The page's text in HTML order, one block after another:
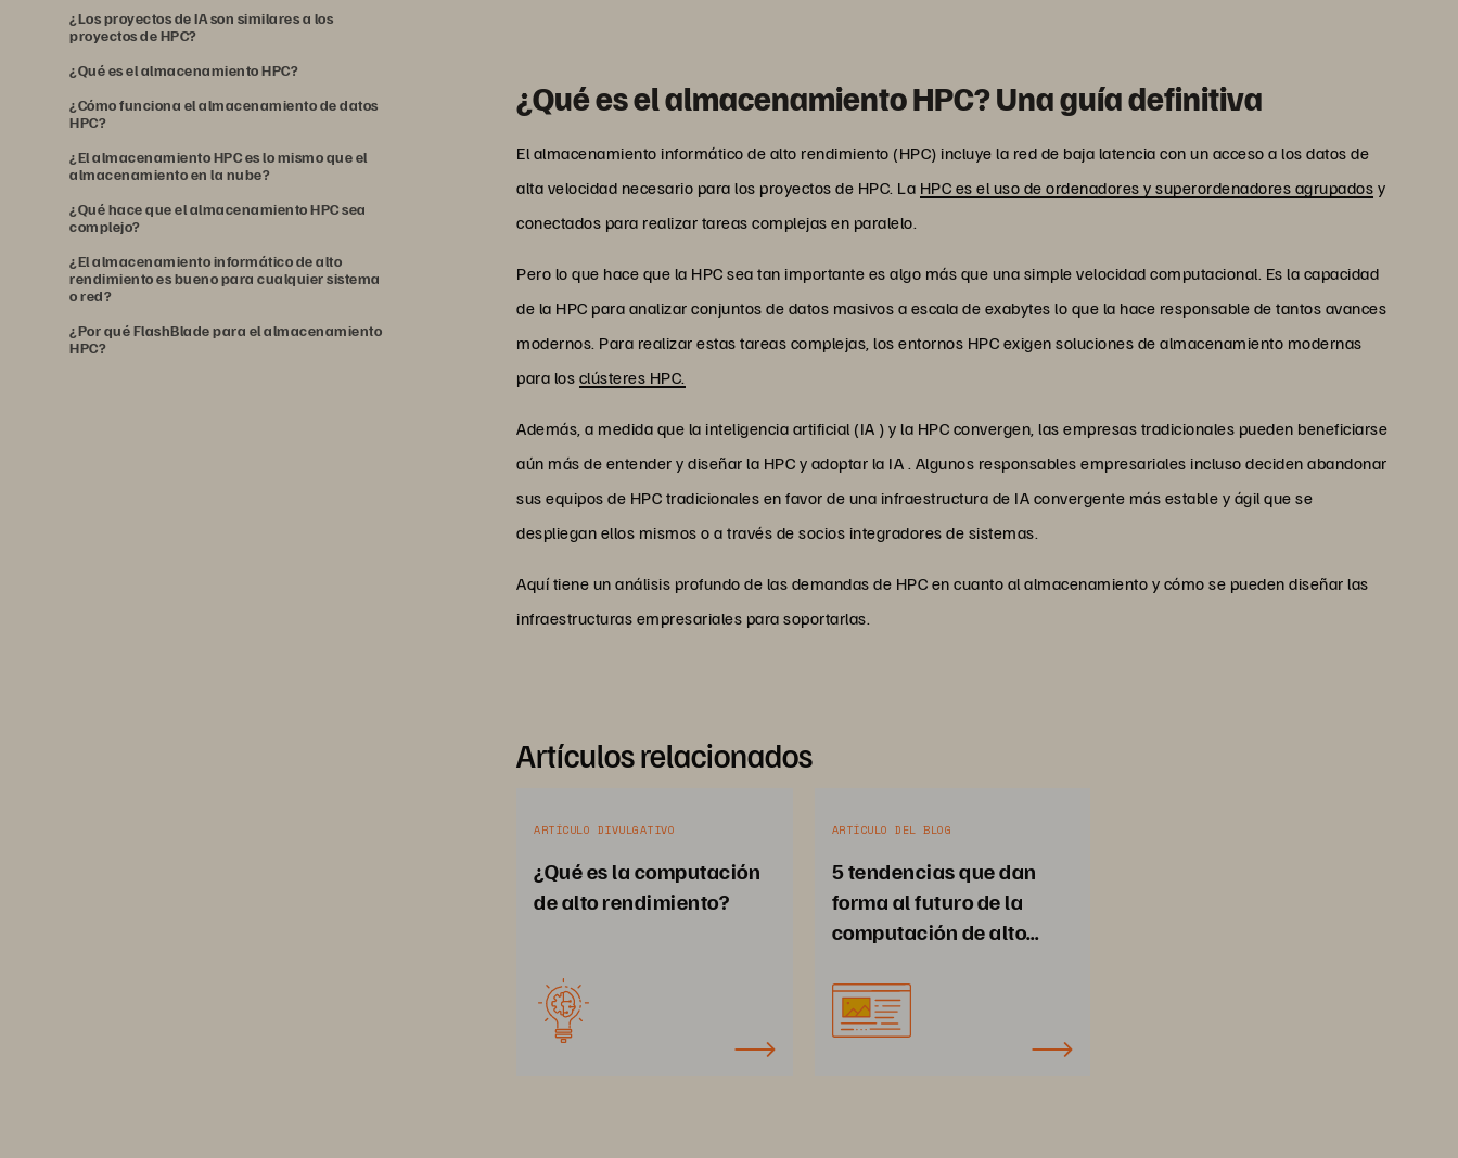
¿Los proyectos de IA son similares a los
proyectos de HPC?
¿Qué es el almacenamiento HPC?
¿Cómo funciona el almacenamiento de datos
HPC?
¿El almacenamiento HPC es lo mismo que el
almacenamiento en la nube?
¿Qué hace que el almacenamiento HPC sea
complejo?
¿El almacenamiento informático de alto
rendimiento es bueno para cualquier sistema
o red?
¿Por qué FlashBlade para el almacenamiento
HPC?
¿Qué es el almacenamiento HPC? Una guía definitiva
El almacenamiento informático de alto rendimiento (HPC) incluye la red de baja latencia con un acceso a los datos de
alta velocidad necesario para los proyectos de HPC. La HPC es el uso de ordenadores y superordenadores agrupados y
conectados para realizar tareas complejas en paralelo.
Pero lo que hace que la HPC sea tan importante es algo más que una simple velocidad computacional. Es la capacidad
de la HPC para analizar conjuntos de datos masivos a escala de exabytes lo que la hace responsable de tantos avances
modernos. Para realizar estas tareas complejas, los entornos HPC exigen soluciones de almacenamiento modernas
para los clústeres HPC.
Además, a medida que la inteligencia artificial (IA ) y la HPC convergen, las empresas tradicionales pueden beneficiarse
aún más de entender y diseñar la HPC y adoptar la IA . Algunos responsables empresariales incluso deciden abandonar
sus equipos de HPC tradicionales en favor de una infraestructura de IA convergente más estable y ágil que se
despliegan ellos mismos o a través de socios integradores de sistemas.
Aquí tiene un análisis profundo de las demandas de HPC en cuanto al almacenamiento y cómo se pueden diseñar las
infraestructuras empresariales para soportarlas.
Artículos relacionados
ARTÍCULO DIVULGATIVO
¿Qué es la computación
de alto rendimiento?
ARTÍCULO DEL BLOG
5 tendencias que dan
forma al futuro de la
computación de alto